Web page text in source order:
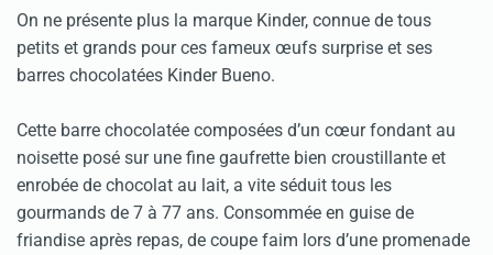
On ne présente plus la marque Kinder, connue de tous
petits et grands pour ces fameux œufs surprise et ses
barres chocolatées Kinder Bueno.
Cette barre chocolatée composées d’un cœur fondant au
noisette posé sur une fine gaufrette bien croustillante et
enrobée de chocolat au lait, a vite séduit tous les
gourmands de 7 à 77 ans. Consommée en guise de
friandise après repas, de coupe faim lors d’une promenade